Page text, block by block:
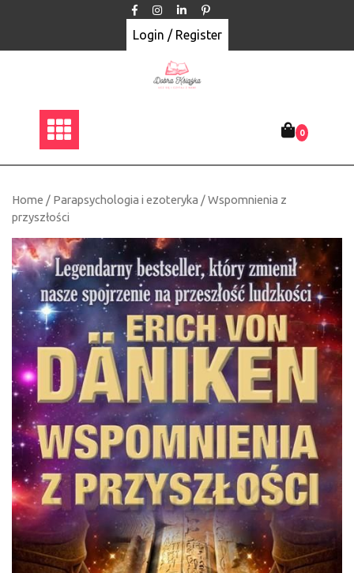
Login / Register
0
Home / Parapsychologia i ezoteryka / Wspomnienia z
przyszłości